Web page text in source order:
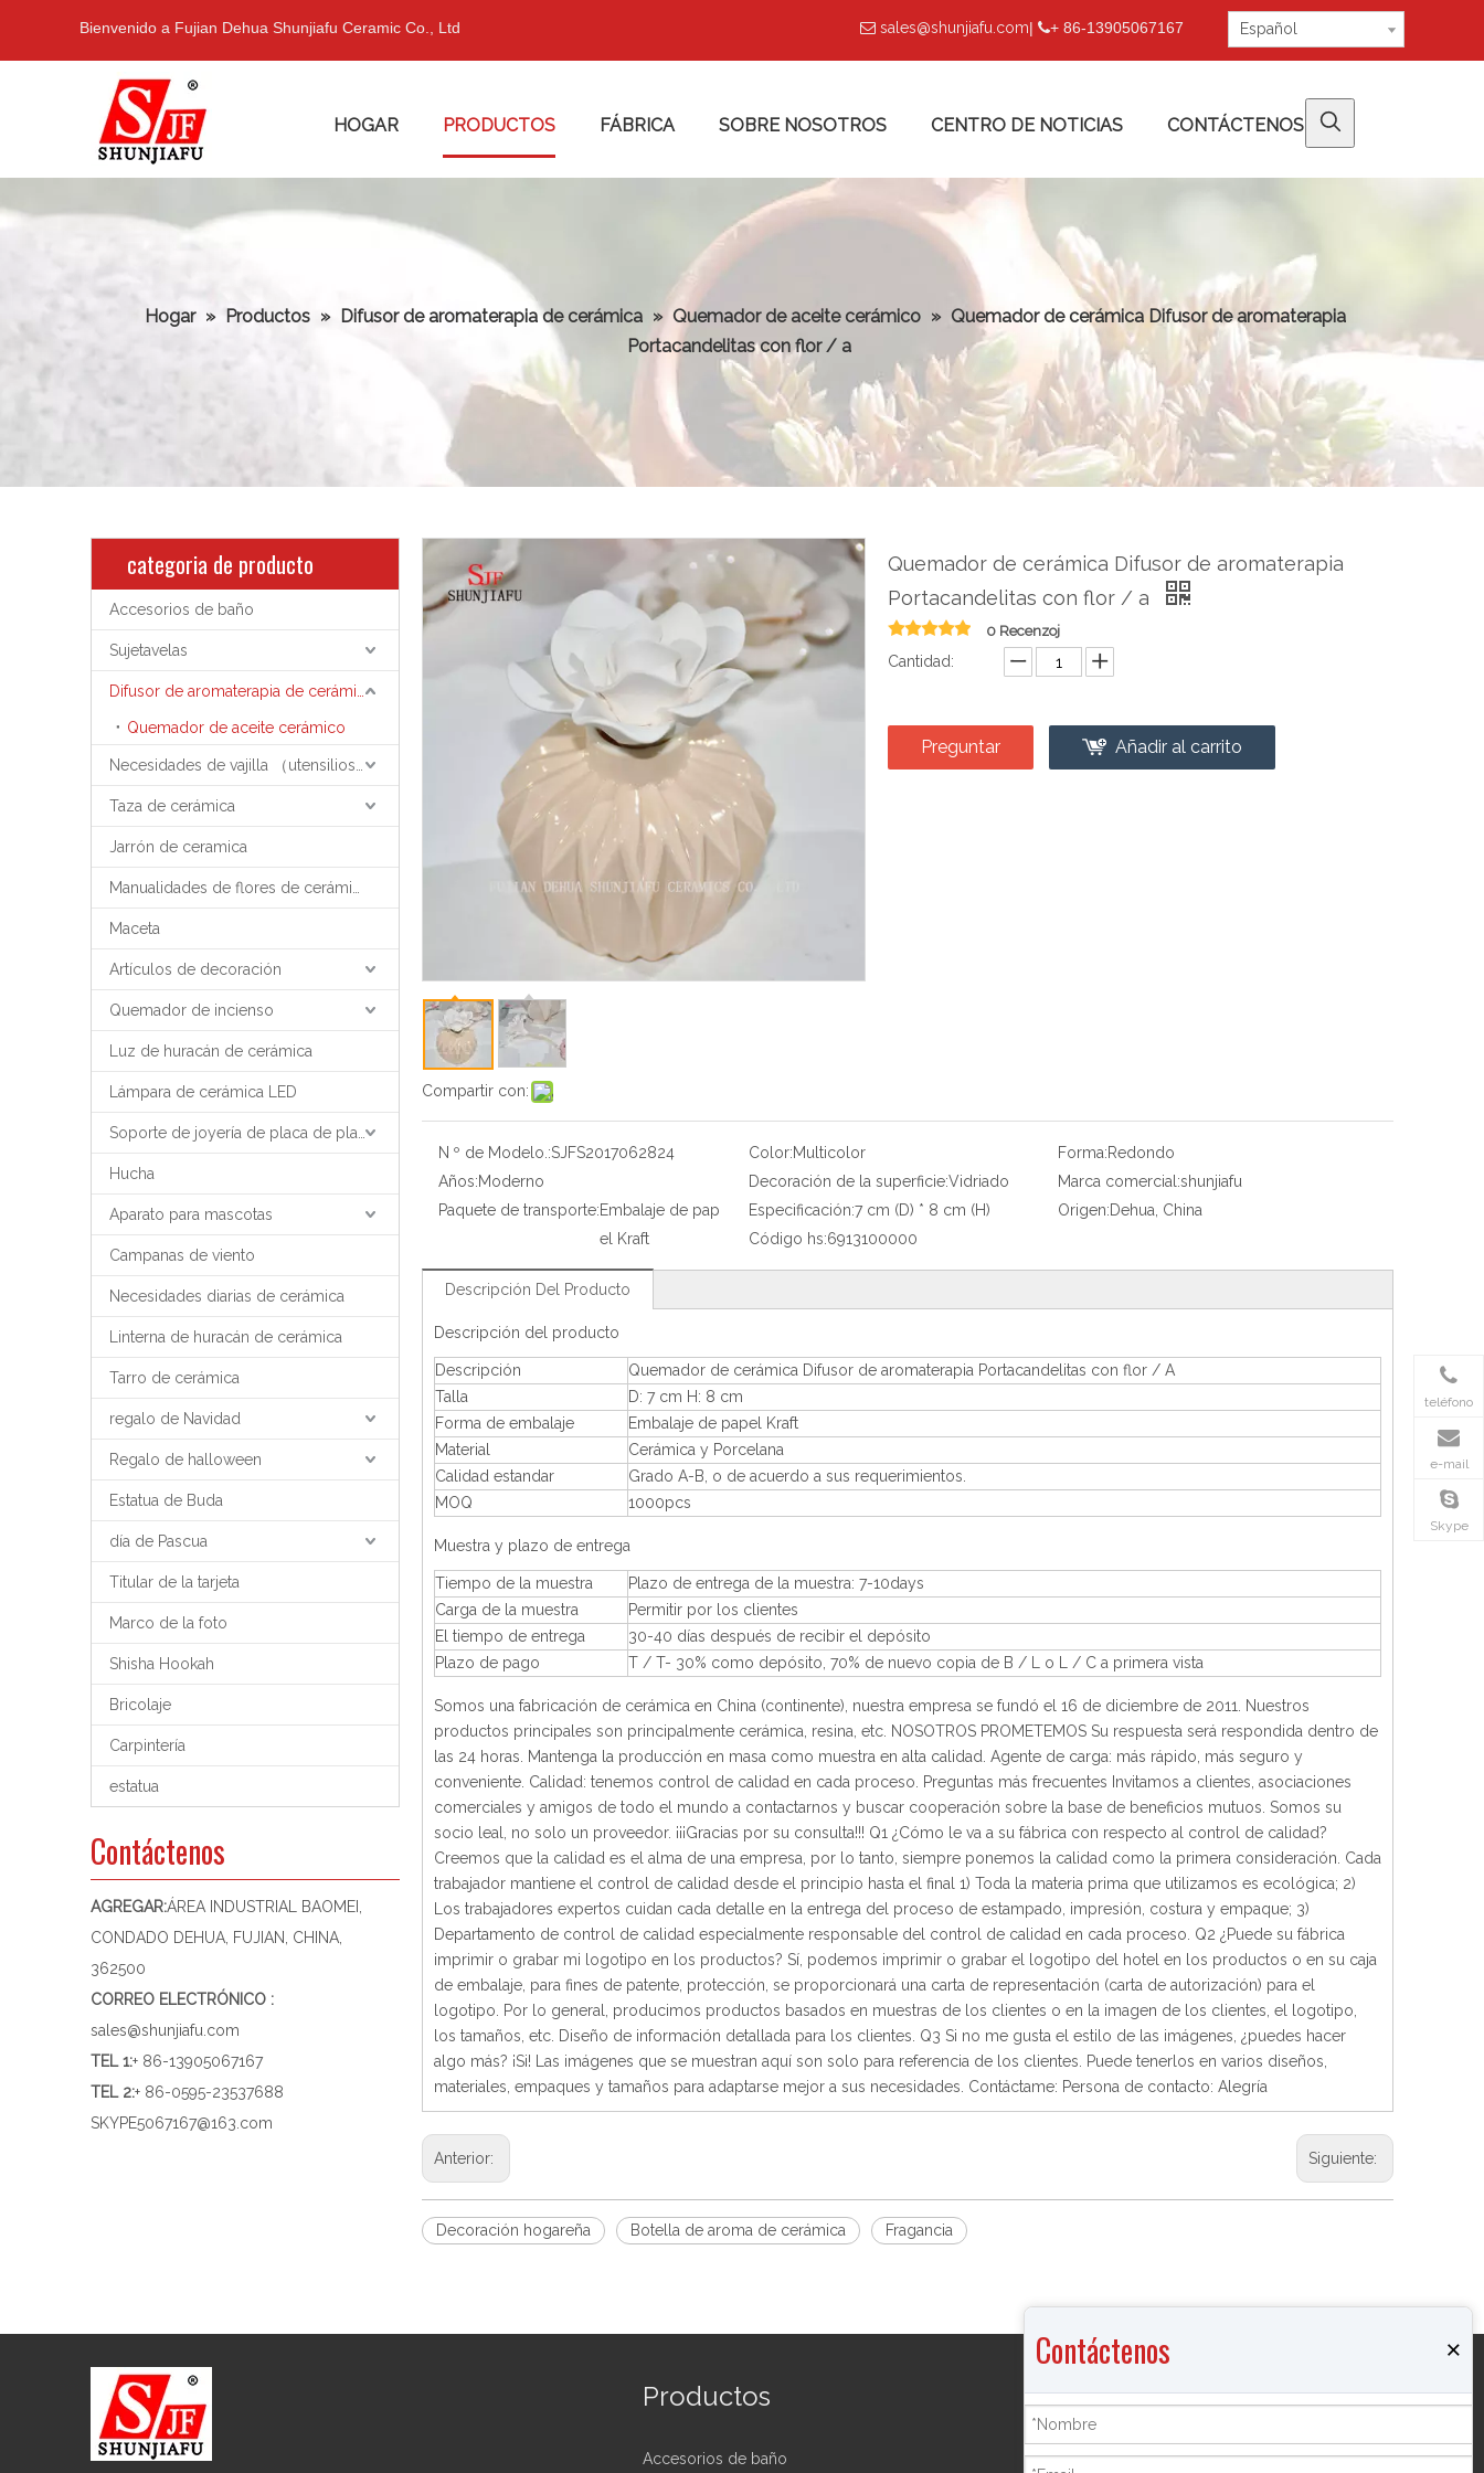
Bienvenido a Fujian Dehua Shunjiafu Ceramic Co., Ltd  sales@shunjiafu.com| + 86-13905067167 Español
HOGAR PRODUCTOS FÁBRICA SOBRE NOSOTROS CENTRO DE NOTICIAS CONTÁCTENOS
Hogar » Productos » Difusor de aromaterapia de cerámica » Quemador de aceite cerámico » Quemador de cerámica Difusor de aromaterapia
Portacandelitas con flor / a
categoria de producto
Accesorios de baño
Sujetavelas
Quemador de aceite cerámico
Taza de cerámica
Jarrón de ceramica
Maceta
Artículos de decoración
Quemador de incienso
Luz de huracán de cerámica
Lámpara de cerámica LED
Hucha
Aparato para mascotas
Campanas de viento
Necesidades diarias de cerámica
Linterna de huracán de cerámica
Tarro de cerámica
regalo de Navidad
Regalo de halloween
Estatua de Buda
día de Pascua
Titular de la tarjeta
Marco de la foto
Shisha Hookah
Bricolaje
Carpintería
estatua
Contáctenos
AGREGAR:ÁREA INDUSTRIAL BAOMEI,
CONDADO DEHUA, FUJIAN, CHINA,
362500
CORREO ELECTRÓNICO :
sales@shunjiafu.com
TEL 1:+ 86-13905067167
TEL 2:+ 86-0595-23537688
SKYPE5067167@163.com
Compartir con:
Quemador de cerámica Difusor de aromaterapia
Portacandelitas con flor / a
0 Recenzoj
Cantidad:
Preguntar Añadir al carrito
N º de Modelo.:SJFS2017062824 Color:Multicolor Forma:Redondo
Años:Moderno Decoración de la superficie:Vidriado Marca comercial:shunjiafu
Paquete de transporte:Embalaje de pap
el Kraft
Especificación:7 cm (D) * 8 cm (H) Origen:Dehua, China
Código hs:6913100000
Descripción Del Producto
Descripción del producto
Descripción
Quemador de cerámica Difusor de aromaterapia Portacandelitas con flor / A
Talla
D: 7 cm H: 8 cm
Forma de embalaje
Embalaje de papel Kraft
Material
Cerámica y Porcelana
Calidad estandar
Grado A-B, o de acuerdo a sus requerimientos.
MOQ
1000pcs
Muestra y plazo de entrega
Tiempo de la muestra
Plazo de entrega de la muestra: 7-10days
Carga de la muestra
Permitir por los clientes
El tiempo de entrega
30-40 días después de recibir el depósito
Plazo de pago
T / T- 30% como depósito, 70% de nuevo copia de B / L o L / C a primera vista
Somos una fabricación de cerámica en China (continente), nuestra empresa se fundó el 16 de diciembre de 2011. Nuestros
productos principales son principalmente cerámica, resina, etc. NOSOTROS PROMETEMOS Su respuesta será respondida dentro de
las 24 horas. Mantenga la producción en masa como muestra en alta calidad. Agente de carga: más rápido, más seguro y
conveniente. Calidad: tenemos control de calidad en cada proceso. Preguntas más frecuentes Invitamos a clientes, asociaciones
comerciales y amigos de todo el mundo a contactarnos y buscar cooperación sobre la base de beneficios mutuos. Somos su
socio leal, no solo un proveedor. ¡¡¡Gracias por su consulta!!! Q1 ¿Cómo le va a su fábrica con respecto al control de calidad?
Creemos que la calidad es el alma de una empresa, por lo tanto, siempre ponemos la calidad como la primera consideración. Cada
trabajador mantiene el control de calidad desde el principio hasta el final 1) Toda la materia prima que utilizamos es ecológica; 2)
Los trabajadores expertos cuidan cada detalle en la entrega del proceso de estampado, impresión, costura y empaque; 3)
Departamento de control de calidad especialmente responsable del control de calidad en cada proceso. Q2 ¿Puede su fábrica
imprimir o grabar mi logotipo en los productos? Sí, podemos imprimir o grabar el logotipo del hotel en los productos o en su caja
de embalaje, para fines de patente, protección, se proporcionará una carta de representación (carta de autorización) para el
logotipo. Por lo general, producimos productos basados ​​en muestras de los clientes o en la imagen de los clientes, el logotipo,
los tamaños, etc. Diseño de información detallada para los clientes. Q3 Si no me gusta el estilo de las imágenes, ¿puedes hacer
algo más? ¡Si! Las imágenes que se muestran aquí son solo para referencia de los clientes. Puede tenerlos en varios diseños,
materiales, empaques y tamaños para adaptarse mejor a sus necesidades. Contáctame: Persona de contacto: Alegría
Anterior: Siguiente:
Decoración hogareña Botella de aroma de cerámica Fragancia
Productos
Accesorios de baño
Productos
Quemador de incienso
Contáctenos ×
teléfono
e-mail
Skype